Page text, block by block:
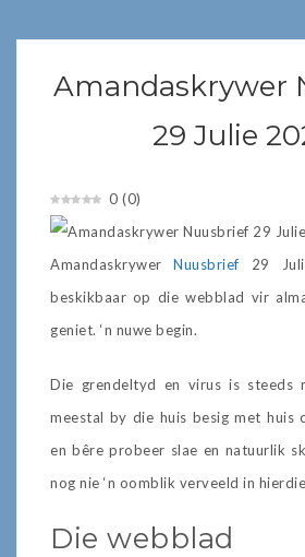
Amandaskrywer
29 Julie
0 (0)
Amandaskrywer Nuusbrief 29
beskikbaar op die webblad vir
geniet. ‘n nuwe begin.
Die grendeltyd en virus is steeds
meestal by die huis besig met huis
en bêre probeer slae en natuurlik
nog nie ‘n oomblik verveeld in
Die webblad